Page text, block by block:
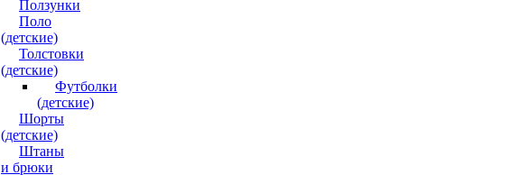
Ползунки
Поло
(детские)
Толстовки
(детские)
Футболки
(детские)
Шорты
(детские)
Штаны
и брюки